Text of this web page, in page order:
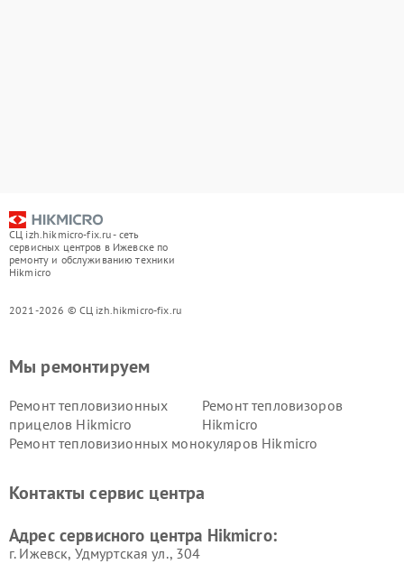
СЦ izh.hikmicro-fix.ru - сеть
сервисных центров в Ижевске по
ремонту и обслуживанию техники
Hikmicro
2021-2026 © СЦ izh.hikmicro-fix.ru
Мы ремонтируем
Ремонт тепловизионных
прицелов Hikmicro
Ремонт тепловизоров
Hikmicro
Ремонт тепловизионных монокуляров Hikmicro
Контакты сервис центра
Адрес сервисного центра Hikmicro:
г. Ижевск, Удмуртская ул., 304